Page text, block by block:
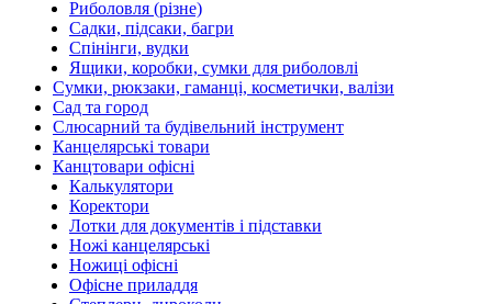
Риболовля (різне)
Садки, підсаки, багри
Спінінги, вудки
Ящики, коробки, сумки для риболовлі
Сумки, рюкзаки, гаманці, косметички, валізи
Сад та город
Слюсарний та будівельний інструмент
Канцелярські товари
Канцтовари офісні
Калькулятори
Коректори
Лотки для документів і підставки
Ножі канцелярські
Ножиці офісні
Офісне приладдя